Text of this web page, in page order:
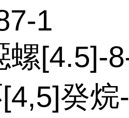
1
螺[4.5]-
癸烷